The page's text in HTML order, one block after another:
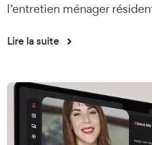
l’entretien ménager
Lire la suite